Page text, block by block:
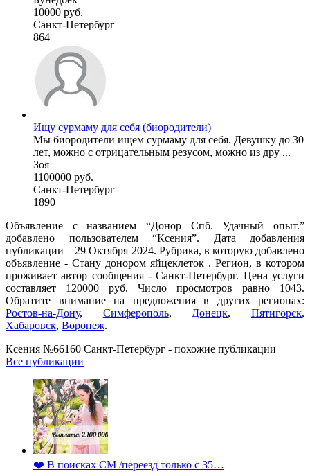
10000 руб.
Санкт-Петербург
864
Ищу сурмаму для себя (биородители)
Мы биородители ищем сурмаму для себя. Девушку до 30
лет, можно с отрицательным резусом, можно из дру ...
Зоя
1100000 руб.
Санкт-Петербург
1890
Объявление с названием “Донор Спб. Удачный опыт.”
добавлено пользователем “Ксения”. Дата добавления
публикации – 29 Октября 2024. Рубрика, в которую добавлено
объявление - Стану донором яйцеклеток . Регион, в котором
проживает автор сообщения - Санкт-Петербург. Цена услуги
составляет 120000 руб. Число просмотров равно 1043.
Обратите внимание на предложения в других регионах:
Ростов-на-Дону, Симферополь, Донецк,Пятигорск,
Хабаровск, Воронеж.
Ксения №66160 Санкт-Петербург - похожие публикации
Все публикации
❤️ В поисках СМ /переезд только с 35…